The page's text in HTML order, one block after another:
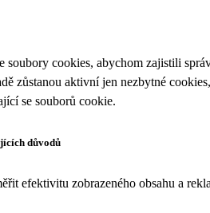
soubory cookies, abychom zajistili
zůstanou aktivní jen nezbytné
se souborů cookie.
důvodů
efektivitu zobrazeného obsahu a